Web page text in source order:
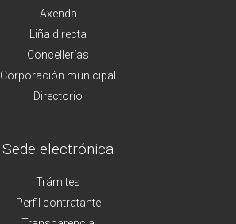
Axenda
Liña directa
Concellerías
Corporación municipal
Directorio
Sede electrónica
Trámites
Perfil contratante